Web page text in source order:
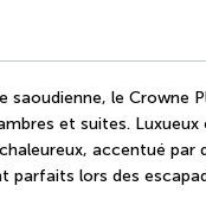
le Crowne
et suites.
accentué par
parfaits lors des